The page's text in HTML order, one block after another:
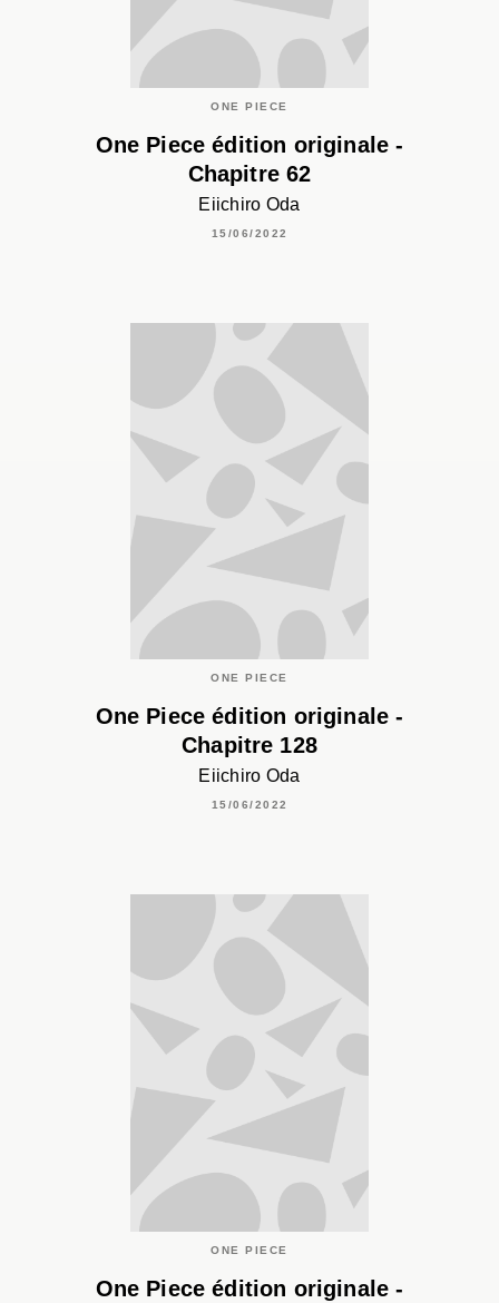
ONE PIECE
One Piece édition originale -
Chapitre 62
Eiichiro Oda
15/06/2022
ONE PIECE
One Piece édition originale -
Chapitre 128
Eiichiro Oda
15/06/2022
ONE PIECE
One Piece édition originale -